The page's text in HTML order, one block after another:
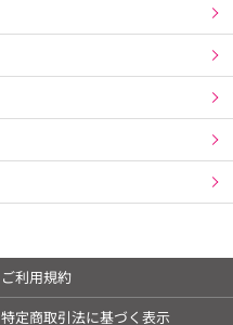
ご利用規約
特定商取引法に基づく表示